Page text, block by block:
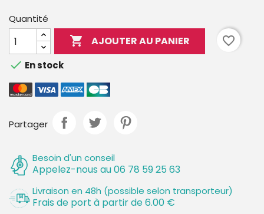
Quantité
 AJOUTER AU PANIER
favorite_border
 En stock
Partager
Besoin d'un conseil
Appelez-nous au 06 78 59 25 63
Livraison en 48h (possible selon transporteur)
Frais de port à partir de 6.00 €